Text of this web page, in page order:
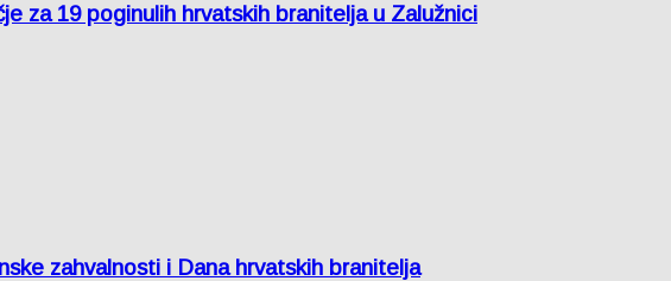
za 19 poginulih hrvatskih branitelja u Zalužnici
zahvalnosti i Dana hrvatskih branitelja